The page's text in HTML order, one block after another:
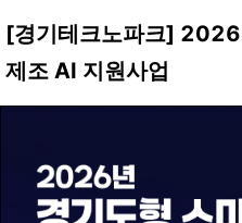
[경기테크노파크] 2026
제조 AI 지원사업